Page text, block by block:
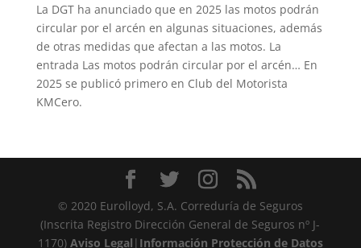
La DGT ha anunciado que en 2025 las motos podrán
circular por el arcén en algunas situaciones, además
de otras medidas que afectan a las motos. La
entrada Las motos podrán circular por el arcén… En
2025 se publicó primero en Club del Motorista
KMCero.
© 2020 Eurolloyd, S.A. Correduría de Seguros
(Inscrita Registro Dirección General de Seguros nº J-
1170) Aviso Legal | Información Protección de Datos